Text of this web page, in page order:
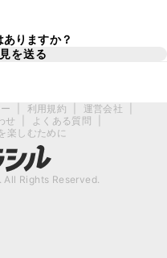
りますか？
を送る
利用規約 運営会社
せ
よくある質問
楽しむために
Rights Reserved.